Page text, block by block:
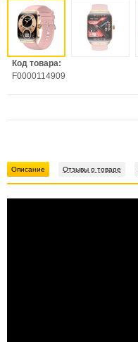
Код товара:
F0000114909
Описание Отзывы о товаре